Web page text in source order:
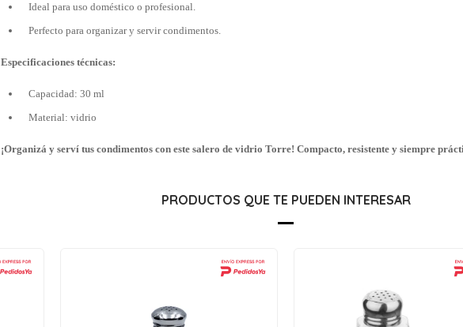
Ideal para uso doméstico o profesional.
Perfecto para organizar y servir condimentos.
Especificaciones técnicas:
Capacidad: 30 ml
Material: vidrio
¡Organizá y serví tus condimentos con este salero de vidrio Torre! Compacto, resistente y siempre
PRODUCTOS QUE TE PUEDEN INTERESAR